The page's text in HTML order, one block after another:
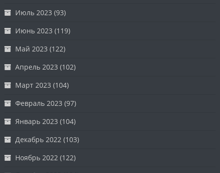
Июль 2023 (93)
Июнь 2023 (119)
Май 2023 (122)
Апрель 2023 (102)
Март 2023 (104)
Февраль 2023 (97)
Январь 2023 (104)
Декабрь 2022 (103)
Ноябрь 2022 (122)